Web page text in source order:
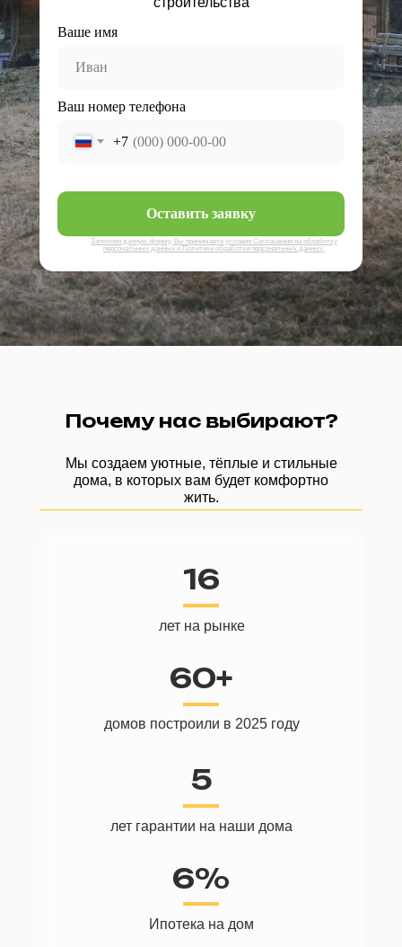
Ваше имя
Ваш номер телефона
+7
Оставить заявку
Заполняя данную форму, Вы принимаете условия Соглашения на обработку
персональных данных и Политики обработки персональных данных.
Мы создаем уютные, тёплые и стильные
дома, в которых вам будет комфортно
жить.
Почему нас выбирают?
16
60+
5
6%
лет на рынке
домов построили в 2025 году
лет гарантии на наши дома
Ипотека на дом